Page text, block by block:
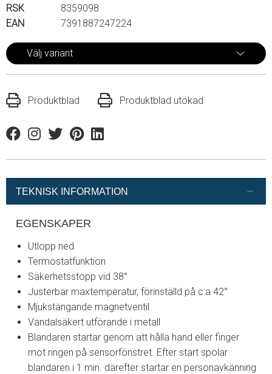
RSK
8359098
EAN
7391887247224
Välj variant
Produktblad Produktblad utökad
FacebookInstagram
TwitterPinterestLinkedin
TEKNISK INFORMATION
EGENSKAPER
Utlopp ned
Termostatfunktion
Säkerhetsstopp vid 38°
Justerbar maxtemperatur, förinställd på c:a 42°
Mjukstängande magnetventil
Vandalsäkert utförande i metall
Blandaren startar genom att hålla hand eller finger
mot ringen på sensorfönstret. Efter start spolar
blandaren i 1 min. därefter startar en personavkänning